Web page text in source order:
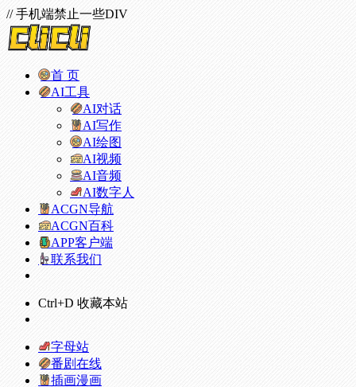
// 手机端禁止一些DIV
首 页
AI工具
AI对话
AI写作
AI绘图
AI视频
AI音频
AI数字人
ACGN导航
ACGN百科
APP客户端
联系我们
Ctrl+D 收藏本站
字母站
番剧在线
插画漫画